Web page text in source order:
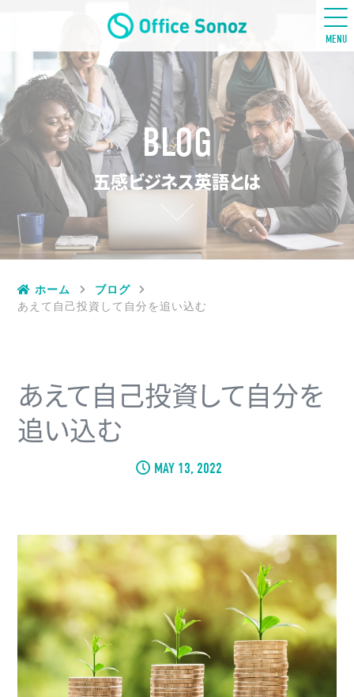
MENU
BLOG
五感ビジネス英語とは
ホーム
ブログ
あえて自己投資して自分を追い込む
あえて自己投資して自分を
追い込む
MAY 13, 2022